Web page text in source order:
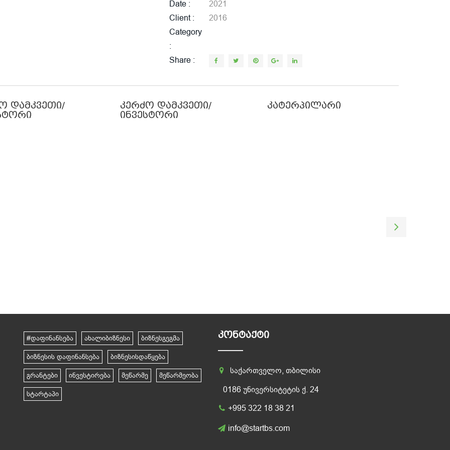
Date
2021
Client
2016
Category
Share
დამკვეთი/
კერძო დამკვეთი/
ინვესტორი
კატერპილარი
#დაფინანსება ახალიბიზნესი ბიზნესგეგმა
ბიზნესის დაფინანსება ბიზნესისდაწყება
გრანტები ინვესტირება მეწარმე მეწარმეობა
სტარტაპი
ᲙᲝᲜᲢᲐᲥᲢᲘ
საქართველო, თბილისი
0186 უნივერსიტეტის ქ. 24
+995 322 18 38 21
info@startbs.com